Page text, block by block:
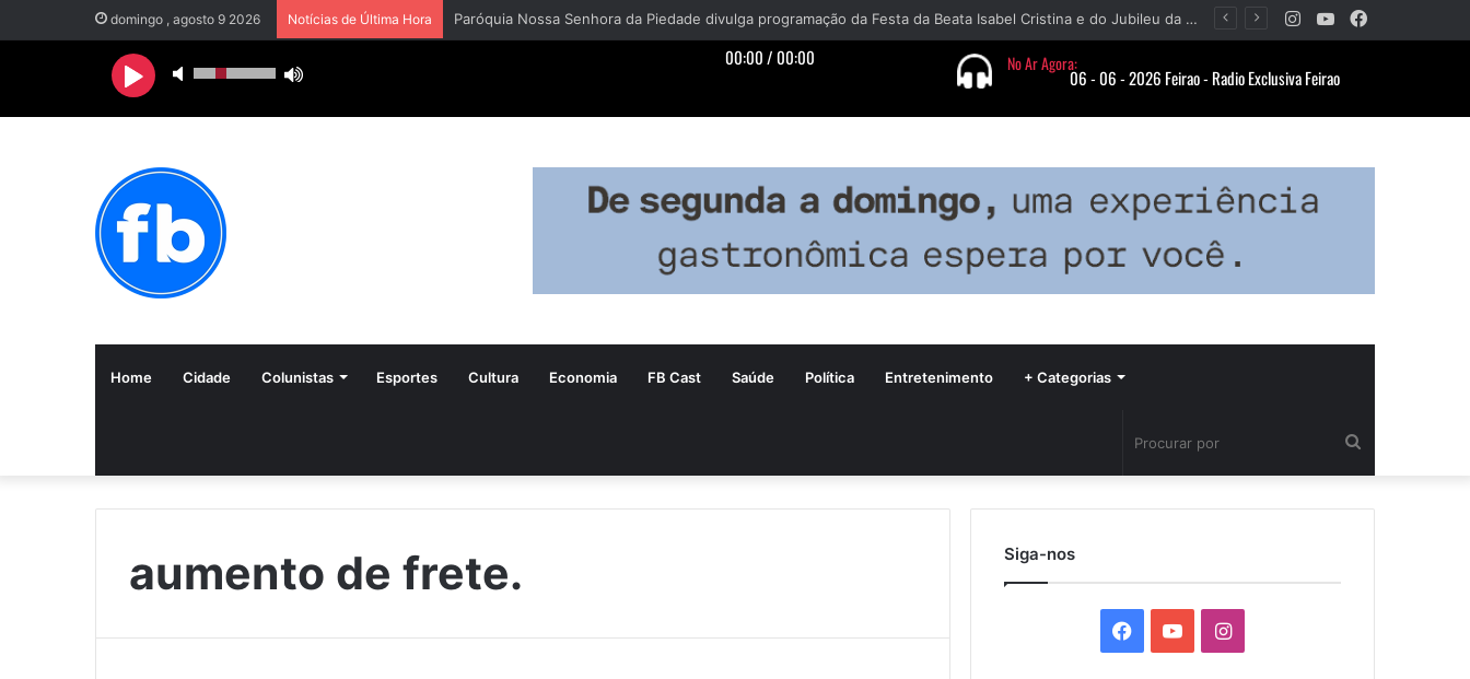
domingo , agosto 9 2026 Notícias de Última Hora Paróquia Nossa Senhora da Piedade divulga programação da Festa da Beata Isabel Cristina e do Jubileu da padroeira YouTube
Instagram
Home Cidade Colunistas Esportes Cultura Economia FB Cast Saúde Política Entretenimento + Categorias
por
aumento de frete. Siga-nos
I